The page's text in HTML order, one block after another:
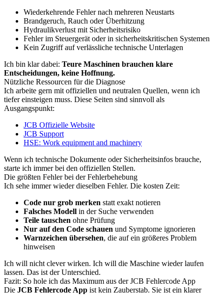
Wiederkehrende Fehler nach mehreren Neustarts
Brandgeruch, Rauch oder Überhitzung
Hydraulikverlust mit Sicherheitsrisiko
Fehler im Steuergerät oder in sicherheitskritischen Systemen
Kein Zugriff auf verlässliche technische Unterlagen
Ich bin klar dabei: Teure Maschinen brauchen klare
Entscheidungen, keine Hoffnung.
Nützliche Ressourcen für die Diagnose
Ich arbeite gern mit offiziellen und neutralen Quellen, wenn ich
tiefer einsteigen muss. Diese Seiten sind sinnvoll als
Ausgangspunkt:
JCB Offizielle Website
JCB Support
HSE: Work equipment and machinery
Wenn ich technische Dokumente oder Sicherheitsinfos brauche,
starte ich immer bei den offiziellen Stellen.
Die größten Fehler bei der Fehlerbehebung
Ich sehe immer wieder dieselben Fehler. Die kosten Zeit:
Code nur grob merken statt exakt notieren
Falsches Modell in der Suche verwenden
Teile tauschen ohne Prüfung
Nur auf den Code schauen und Symptome ignorieren
Warnzeichen übersehen, die auf ein größeres Problem
hinweisen
Ich will nicht clever wirken. Ich will die Maschine wieder laufen
lassen. Das ist der Unterschied.
Fazit: So hole ich das Maximum aus der JCB Fehlercode App
Die JCB Fehlercode App ist kein Zauberstab. Sie ist ein klarer